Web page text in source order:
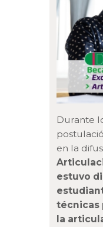
Durante
en la
estuvo
técnicas
la